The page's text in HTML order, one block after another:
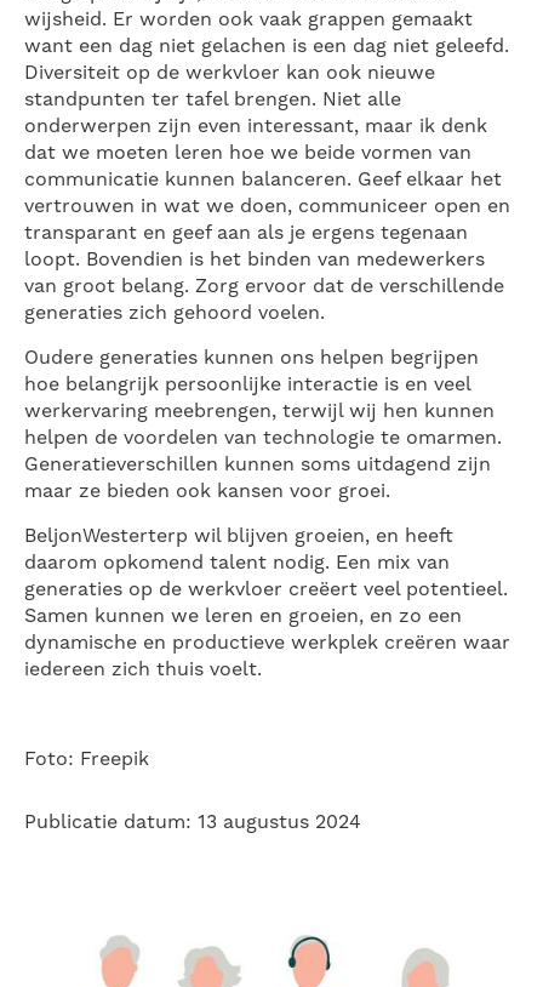
wijsheid. Er worden ook vaak grappen gemaakt
want een dag niet gelachen is een dag niet geleefd.
Diversiteit op de werkvloer kan ook nieuwe
standpunten ter tafel brengen. Niet alle
onderwerpen zijn even interessant, maar ik denk
dat we moeten leren hoe we beide vormen van
communicatie kunnen balanceren. Geef elkaar het
vertrouwen in wat we doen, communiceer open en
transparant en geef aan als je ergens tegenaan
loopt. Bovendien is het binden van medewerkers
van groot belang. Zorg ervoor dat de verschillende
generaties zich gehoord voelen.
Oudere generaties kunnen ons helpen begrijpen
hoe belangrijk persoonlijke interactie is en veel
werkervaring meebrengen, terwijl wij hen kunnen
helpen de voordelen van technologie te omarmen.
Generatieverschillen kunnen soms uitdagend zijn
maar ze bieden ook kansen voor groei.
BeljonWesterterp wil blijven groeien, en heeft
daarom opkomend talent nodig. Een mix van
generaties op de werkvloer creëert veel potentieel.
Samen kunnen we leren en groeien, en zo een
dynamische en productieve werkplek creëren waar
iedereen zich thuis voelt.
Foto: Freepik
Publicatie datum: 13 augustus 2024